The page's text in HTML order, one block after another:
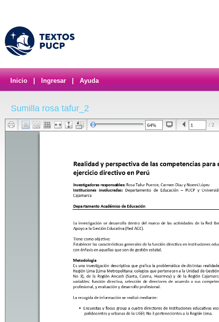
Inicio Ingresar Ayuda
Sumilla rosa tafur_2
/ 2